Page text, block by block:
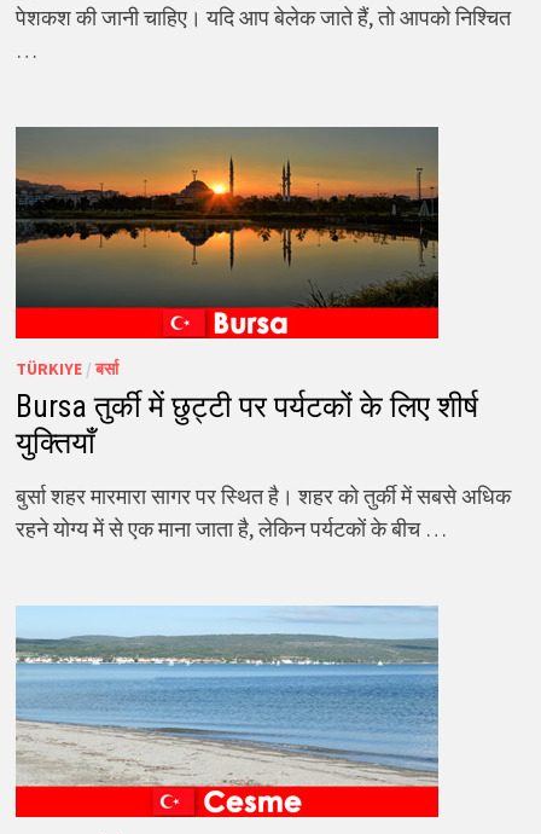
पेशकश की जानी चाहिए। यदि आप बेलेक जाते हैं, तो आपको निश्चित
…
TÜRKIYE/बर्सा
Bursa तुर्की में छुट्टी पर पर्यटकों के लिए शीर्ष
युक्तियाँ
बुर्सा शहर मारमारा सागर पर स्थित है। शहर को तुर्की में सबसे अधिक
रहने योग्य में से एक माना जाता है, लेकिन पर्यटकों के बीच …